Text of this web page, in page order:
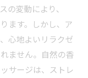
の変動により、
ます。しかし、ア
心地よいリラクゼ
ません。自然の香
サージは、ストレ